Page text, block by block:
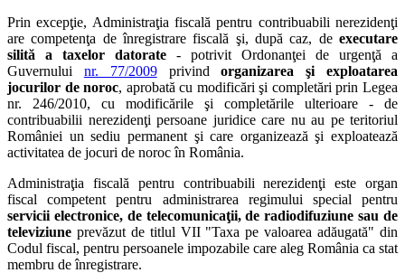
Prin excepţie, Administraţia fiscală pentru contribuabili nerezidenţi
are competenţa de înregistrare fiscală şi, după caz, de executare
silită a taxelor datorate - potrivit Ordonanţei de urgenţă a
Guvernului nr. 77/2009privindorganizarea şi exploatarea
jocurilor de noroc, aprobată cu modificări şi completări prin Legea
nr. 246/2010, cu modificările şi completările ulterioare - de
contribuabilii nerezidenţi persoane juridice care nu au pe teritoriul
României un sediu permanent şi care organizează şi exploatează
activitatea de jocuri de noroc în România.
Administraţia fiscală pentru contribuabili nerezidenţi este organ
fiscal competent pentru administrarea regimului special pentru
servicii electronice, de telecomunicaţii, de radiodifuziune sau de
televiziune prevăzut de titlul VII "Taxa pe valoarea adăugată" din
Codul fiscal, pentru persoanele impozabile care aleg România ca stat
membru de înregistrare.